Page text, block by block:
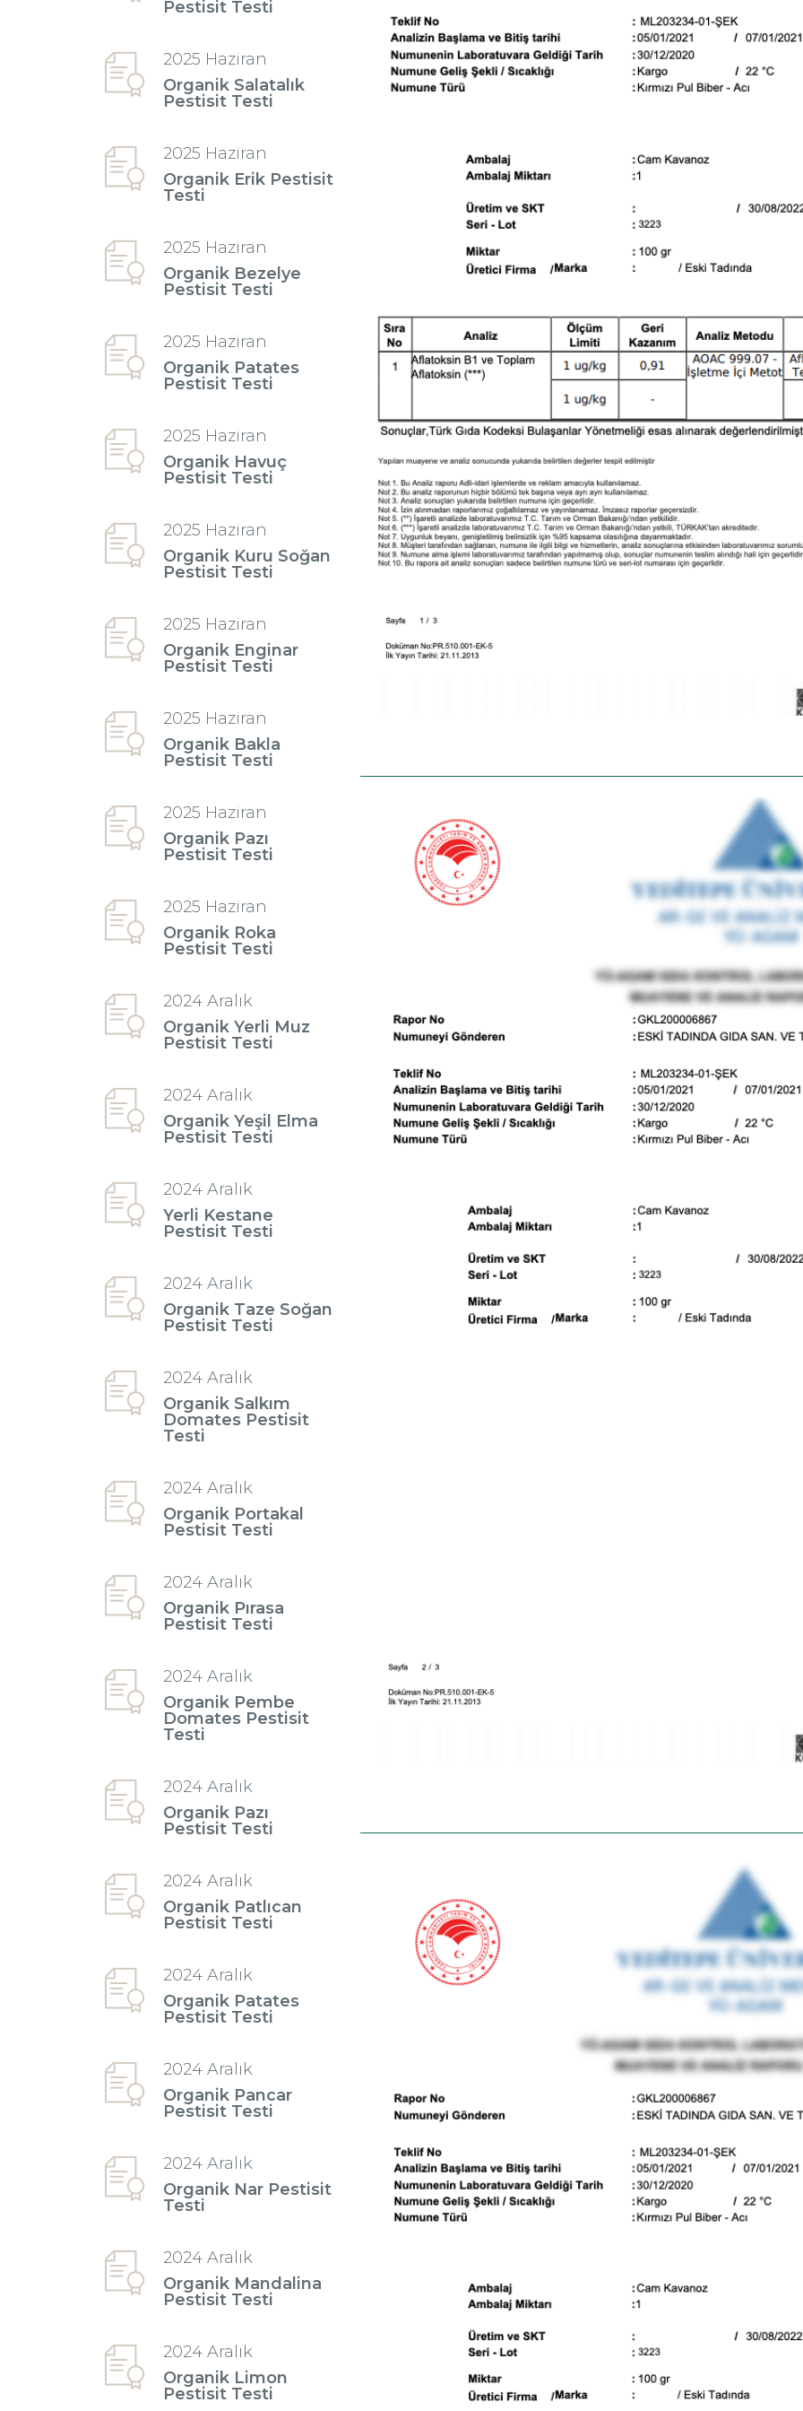
Pestisit Testi
2025 Haziran
Organik Salatalık
Pestisit Testi
2025 Haziran
Organik Erik Pestisit
Testi
2025 Haziran
Organik Bezelye
Pestisit Testi
2025 Haziran
Organik Patates
Pestisit Testi
2025 Haziran
Organik Havuç
Pestisit Testi
2025 Haziran
Organik Kuru Soğan
Pestisit Testi
2025 Haziran
Organik Enginar
Pestisit Testi
2025 Haziran
Organik Bakla
Pestisit Testi
2025 Haziran
Organik Pazı
Pestisit Testi
2025 Haziran
Organik Roka
Pestisit Testi
2024 Aralık
Organik Yerli Muz
Pestisit Testi
2024 Aralık
Organik Yeşil Elma
Pestisit Testi
2024 Aralık
Yerli Kestane
Pestisit Testi
2024 Aralık
Organik Taze Soğan
Pestisit Testi
2024 Aralık
Organik Salkım
Domates Pestisit
Testi
2024 Aralık
Organik Portakal
Pestisit Testi
2024 Aralık
Organik Pırasa
Pestisit Testi
2024 Aralık
Organik Pembe
Domates Pestisit
Testi
2024 Aralık
Organik Pazı
Pestisit Testi
2024 Aralık
Organik Patlıcan
Pestisit Testi
2024 Aralık
Organik Patates
Pestisit Testi
2024 Aralık
Organik Pancar
Pestisit Testi
2024 Aralık
Organik Nar Pestisit
Testi
2024 Aralık
Organik Mandalina
Pestisit Testi
2024 Aralık
Organik Limon
Pestisit Testi
BU HAFTANIN PLANLI İNDİRİMİ
2320,00 TL
Sızma Zeytinyağı (2025